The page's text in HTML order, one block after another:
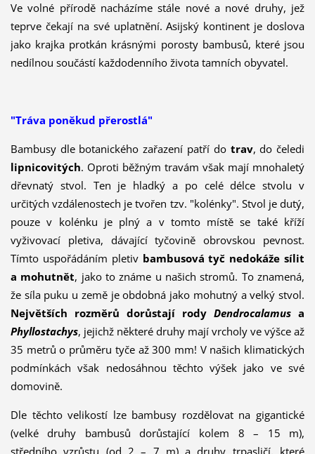
Ve volné přírodě nacházíme stále nové a nové druhy, jež
teprve čekají na své uplatnění. Asijský kontinent je doslova
jako krajka protkán krásnými porosty bambusů, které jsou
nedílnou součástí každodenního života tamních obyvatel.
"Tráva poněkud přerostlá"
Bambusy dle botanického zařazení patří do trav, do čeledi
lipnicovitých. Oproti běžným travám však mají mnohaletý
dřevnatý stvol. Ten je hladký a po celé délce stvolu v
určitých vzdálenostech je tvořen tzv. "kolénky". Stvol je dutý,
pouze v kolénku je plný a v tomto místě se také kříží
vyživovací pletiva, dávající tyčovině obrovskou pevnost.
Tímto uspořádáním pletiv bambusová tyč nedokáže sílit
a mohutnět, jako to známe u našich stromů. To znamená,
že síla puku u země je obdobná jako mohutný a velký stvol.
Největších rozměrů dorůstají rodyDendrocalamusa
Phyllostachys, jejichž některé druhy mají vrcholy ve výšce až
35 metrů o průměru tyče až 300 mm! V našich klimatic­kých
podmínkách však nedosáhnou těchto výšek jako ve své
domovině.
Dle těchto velikostí lze bambusy rozdělovat na gigantické
(velké druhy bambusů dorůstající kolem 8 – 15 m),